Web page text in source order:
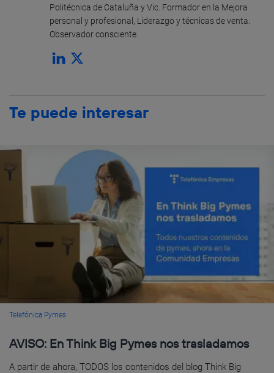
Politécnica de Cataluña y Vic. Formador en la Mejora
personal y profesional, Liderazgo y técnicas de venta.
Observador consciente.
Te puede interesar
Telefónica Pymes
AVISO: En Think Big Pymes nos trasladamos
A partir de ahora, TODOS los contenidos del blog Think Big